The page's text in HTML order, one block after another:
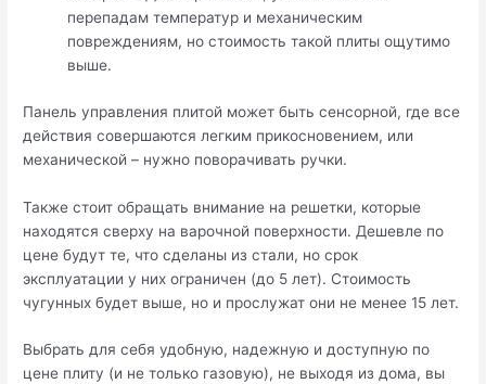
перепадам температур и механическим
повреждениям, но стоимость такой плиты ощутимо
выше.
Панель управления плитой может быть сенсорной, где все
действия совершаются легким прикосновением, или
механической – нужно поворачивать ручки.
Также стоит обращать внимание на решетки, которые
находятся сверху на варочной поверхности. Дешевле по
цене будут те, что сделаны из стали, но срок
эксплуатации у них ограничен (до 5 лет). Стоимость
чугунных будет выше, но и прослужат они не менее 15 лет.
Выбрать для себя удобную, надежную и доступную по
цене плиту (и не только газовую), не выходя из дома, вы